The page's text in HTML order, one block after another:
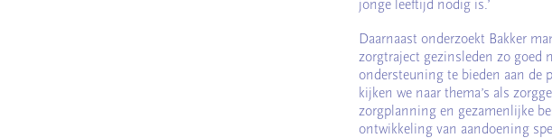
jonge leeftijd nodig is.’
Daarnaast onderzoekt Bakker
zorgtraject gezinsleden zo goed
ondersteuning te bieden aan de
kijken we naar thema’s als
zorgplanning en gezamenlijke
ontwikkeling van aandoening